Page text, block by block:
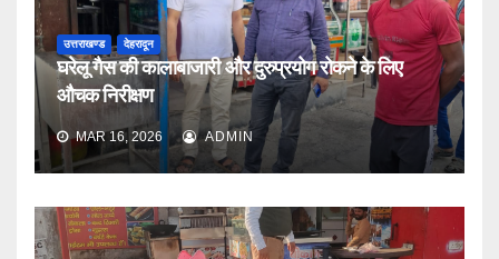
उत्तराखण्ड देहरादून
घरेलू गैस की कालाबाजारी और दुरुप्रयोग रोकने के लिए
औचक निरीक्षण
MAR 16, 2026 ADMIN